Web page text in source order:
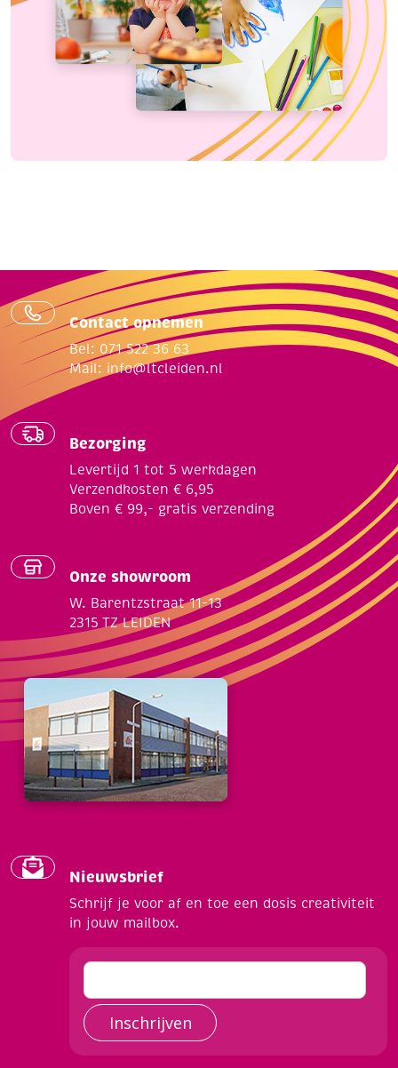
Contact opnemen
Bel: 071 522 36 63
Mail: info@ltcleiden.nl
Bezorging
Levertijd 1 tot 5 werkdagen
Verzendkosten € 6,95
Boven € 99,- gratis verzending
Onze showroom
W. Barentzstraat 11-13
2315 TZ LEIDEN
Nieuwsbrief
Schrijf je voor af en toe een dosis creativiteit
in jouw mailbox.
Inschrijven